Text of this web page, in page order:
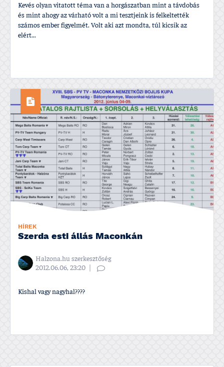
Kevés olyan vitatott téma van a horgászatban mint a távdobás
és mint ahogy az várható volt a mi tesztjeink is felkeltették
számos ember figyelmét. Volt aki azt mondta, túl kicsik az
elért...
HÍREK
Szerda esti állás Maconkán
Halzona.hu szerkesztőség
2012.06.06, 23:20
Kishal vagy nagyhal????